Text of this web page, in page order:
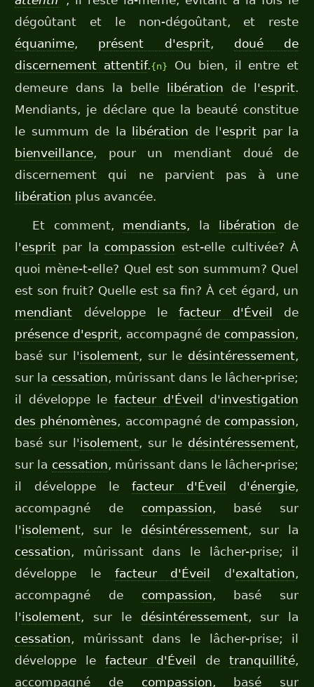
dégoûtant et le non-dégoûtant, et reste
équanime, présent d'esprit, doué de
discernement attentif.{n}
Ou bien, il entre et
demeure dans la belle
libération de l'esprit.
Mendiants, je déclare que la beauté constitue
le summum de la
libération de l'esprit par la
bienveillance, pour un mendiant doué de
discernement qui ne parvient pas à une
libération plus avancée.
Et comment, mendiants, la libération de
l'esprit par la compassion est-elle cultivée? À
quoi mène-t-elle? Quel est son summum? Quel
est son fruit? Quelle est sa fin? À cet égard, un
mendiant développe lefacteur d'Éveil
de
présence d'esprit, accompagné de compassion,
basé sur l'isolement, sur le désintéressement,
sur la cessation, mûrissant dans le lâcher-prise;
il développe lefacteur d'Éveil d'investigation
des phénomènes, accompagné de compassion,
basé sur l'isolement, sur le désintéressement,
sur la cessation, mûrissant dans le lâcher-prise;
il développe lefacteur d'Éveil d'énergie,
accompagné de compassion, basé sur
l'isolement, sur le désintéressement, sur la
cessation, mûrissant dans le lâcher-prise; il
développe le facteur d'Éveil d'exaltation,
accompagné de compassion, basé sur
l'isolement, sur le désintéressement, sur la
cessation, mûrissant dans le lâcher-prise; il
développe lefacteur d'Éveil detranquillité,
accompagné de compassion, basé sur